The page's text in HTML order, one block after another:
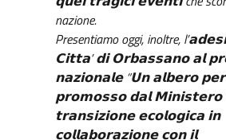
nazione.
Presentiamo oggi, inoltre,
𝗖𝗶𝘁𝘁𝗮’ 𝗱𝗶 𝗢𝗿𝗯𝗮𝘀𝘀𝗮𝗻𝗼 𝗮𝗹
𝗻𝗮𝘇𝗶𝗼𝗻𝗮𝗹𝗲 “𝗨𝗻 𝗮𝗹𝗯𝗲𝗿𝗼 𝗽𝗲𝗿
𝗽𝗿𝗼𝗺𝗼𝘀𝘀𝗼 𝗱𝗮𝗹 𝗠𝗶𝗻𝗶𝘀𝘁𝗲𝗿𝗼
𝘁𝗿𝗮𝗻𝘀𝗶𝘇𝗶𝗼𝗻𝗲 𝗲𝗰𝗼𝗹𝗼𝗴𝗶𝗰𝗮 𝗶𝗻
𝗰𝗼𝗹𝗹𝗮𝗯𝗼𝗿𝗮𝘇𝗶𝗼𝗻𝗲 𝗰𝗼𝗻 𝗶𝗹